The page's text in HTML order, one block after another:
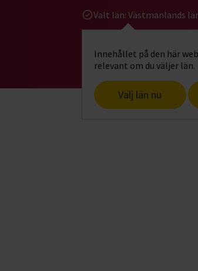
Valt län: Västmanlands
Innehållet på den här
relevant om du väljer län.
Välj län nu
Gå till